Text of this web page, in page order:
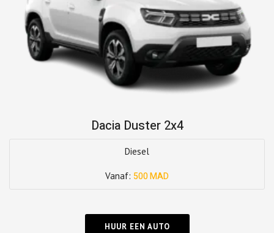
Dacia Duster 2x4
Diesel
Vanaf: 500 MAD
HUUR EEN AUTO